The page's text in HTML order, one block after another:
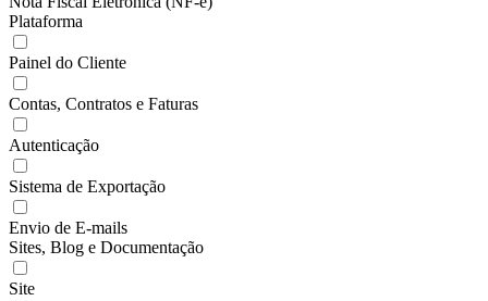
Plataforma
Painel do Cliente
Contas, Contratos e Faturas
Autenticação
Sistema de Exportação
Envio de E-mails
Sites, Blog e Documentação
Site